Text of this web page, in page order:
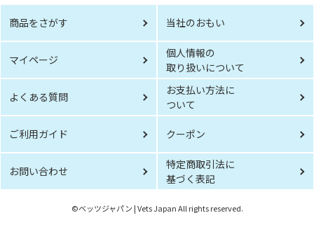
商品をさがす 当社のおもい
マイページ
個人情報の
取り扱いについて
よくある質問
お支払い方法に
ついて
ご利用ガイド クーポン
お問い合わせ
特定商取引法に
基づく表記
©︎ベッツジャパン | Vets Japan All rights reserved.